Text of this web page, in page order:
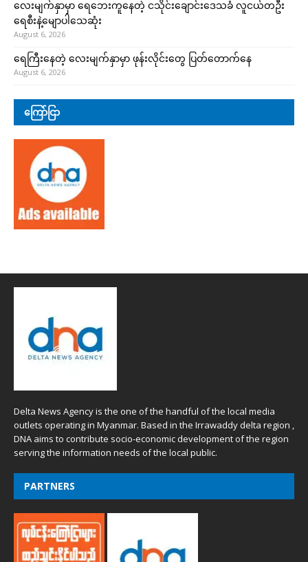
လေးမျက်နှာမှာ ရေဘေးကူနေတဲ့ ငသိုင်းချောင်းဒေသခံ လူငယ်တဦး
ရေစီးနဲ့မျောပါသေဆုံး
August 6, 2026
ရေကြီးနေတဲ့ လေးမျက်နှာမှာ ဖုန်းလိုင်းတွေ ပြတ်တောက်နေ
August 6, 2026
ကြော်ငြာ
Delta News Agency is the one of the handful of the local media
outlets operating in Myanmar. Based in the Irrawaddy delta region ,
DNA aims to contribute socio-economic development of the region
serving the information needs of the local public.
PARTNERS